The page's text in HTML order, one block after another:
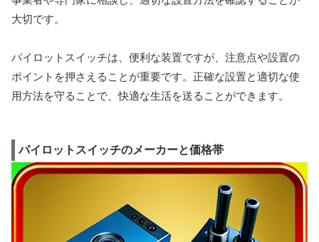
大切です。
パイロットスイッチは、便利な装置ですが、注意点や設置の
ポイントを押さえることが重要です。正確な設置と適切な使
用方法を守ることで、快適な生活を送ることができます。
パイロットスイッチのメーカーと価格帯